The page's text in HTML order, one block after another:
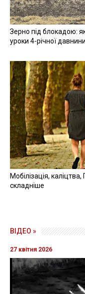
Зерно під блокадою:
уроки 4-річної давнини
Мобілізація,
складніше
ВІДЕО »
27 квітня 2026